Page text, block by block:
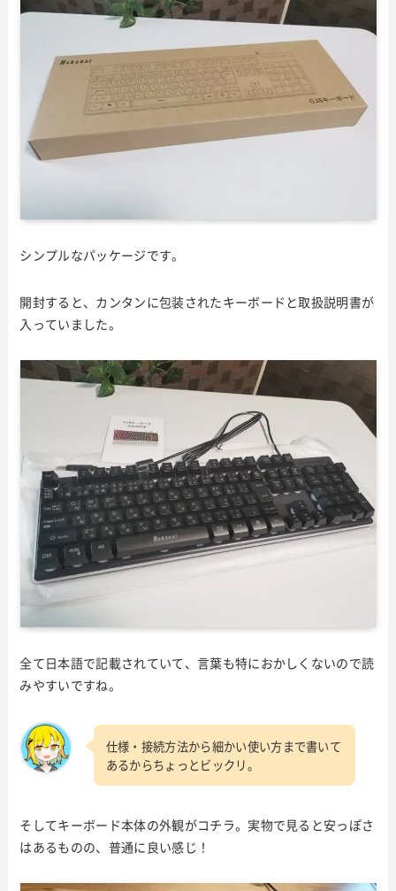
シンプルなパッケージです。
開封すると、カンタンに包装されたキーボードと取扱説明書が
入っていました。
全て日本語で記載されていて、言葉も特におかしくないので読
みやすいですね。
仕様・接続方法から細かい使い方まで書いて
あるからちょっとビックリ。
そしてキーボード本体の外観がコチラ。実物で見ると安っぽさ
はあるものの、普通に良い感じ！